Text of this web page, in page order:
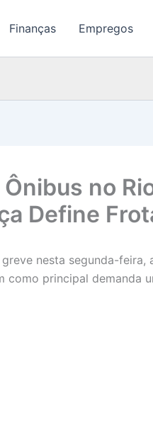
Finanças Empregos
no
Define
nesta segunda-
como principal